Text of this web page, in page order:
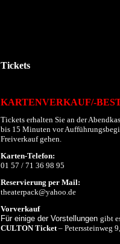
Tickets
KARTENVERKAUF/-
Tickets erhalten Sie an der
bis 15 Minuten vor
Freiverkauf gehen.
Karten-Telefon:
01 57 / 71 36 98 95
Reservierung per Mail:
theaterpack@yahoo.de
Vorverkauf
Für einige der Vorstellungen gibt
CULTON Ticket– Peterssteinweg